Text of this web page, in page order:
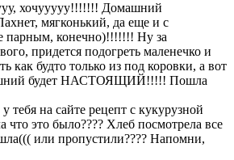
хочууууу!!!!!!! Домашний
мягконький, да еще и с
парным, конечно)!!!!!!! Ну за
придется подогреть маленечко и
как будто только из под коровки, а вот
будет НАСТОЯЩИЙ!!!!! Пошла
тебя на сайте рецепт с кукурузной
что это было???? Хлеб посмотрела все
или пропустили???? Напомни,